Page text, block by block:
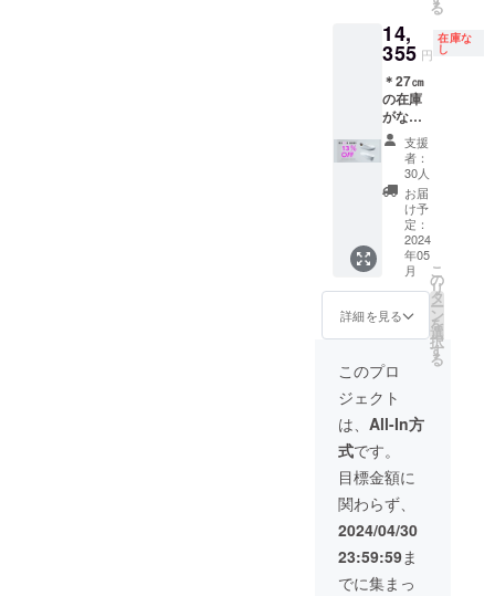
送料込
み）
る
14,
355 円
在庫な
し
＊27㎝
の在庫
がなく
なりサ
イズ選
択には
ありま
せん。
限定30
足：白
スニー
カー
13％OF
F 一般
予定販
16,500
円の
13％OF
F
⇒14,35
5円
（税・
送料込
み）
支援
者：
30人
お届
け予
定：
2024
年05
月
詳細を見る
こ
の
リ
タ
ー
ン
を
選
択
す
る
このプロ
ジェクト
は、 All-In方
式です。
目標金額に
関わらず、
2024/04/30
23:59:59ま
でに集まっ